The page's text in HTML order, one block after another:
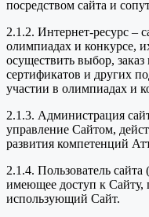
посредством сайта и
2.1.2. Интернет-ресурс –
олимпиадах и конкурсе,
осуществить выбор,
сертификатов и других
участии в олимпиадах и
2.1.3. Администрация
управление Сайтом,
развития компетенций
2.1.4. Пользователь
имеющее доступ к Сайту,
использующий Сайт.